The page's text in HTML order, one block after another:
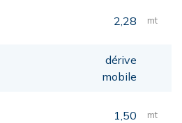
2,28 mt
dérive
mobile
1,50 mt